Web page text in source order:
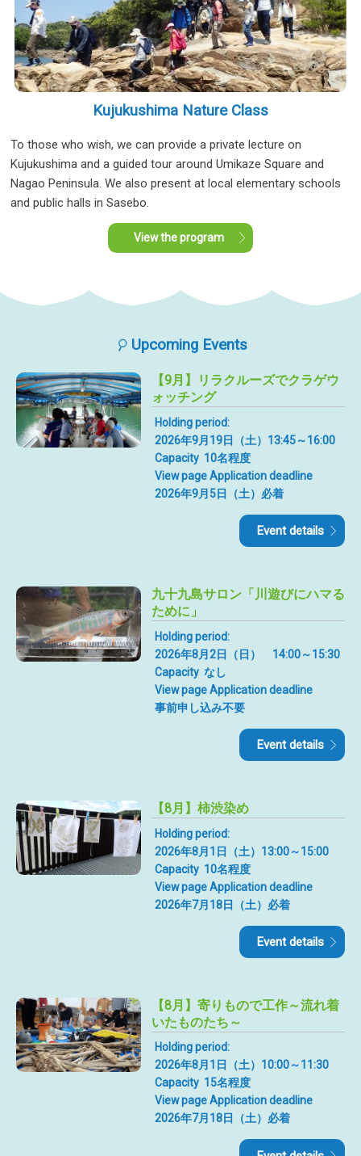
Kujukushima Nature Class
To those who wish, we can provide a private lecture on
Kujukushima and a guided tour around Umikaze Square and
Nagao Peninsula. We also present at local elementary schools
and public halls in Sasebo.
View the program
Upcoming Events
【9月】リラクルーズでクラゲウ
ォッチング
Holding period:
2026年9月19日（土）13:45～16:00
Capacity 10名程度
View page Application deadline
2026年9月5日（土）必着
Event details
九十九島サロン「川遊びにハマる
ために」
Holding period:
2026年8月2日（日） 14:00～15:30
Capacity なし
View page Application deadline
事前申し込み不要
Event details
【8月】柿渋染め
Holding period:
2026年8月1日（土）13:00～15:00
Capacity 10名程度
View page Application deadline
2026年7月18日（土）必着
Event details
【8月】寄りもので工作～流れ着
いたものたち～
Holding period:
2026年8月1日（土）10:00～11:30
Capacity 15名程度
View page Application deadline
2026年7月18日（土）必着